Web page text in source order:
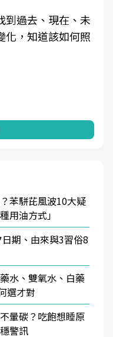
到過去、現在、未
化，知道該如何照
苯駢芘風波10大疑
用油方式」
期、由來與3習俗8
水、雙氧水、白藥
選才對
暈碳？吃飽想睡原
警訊